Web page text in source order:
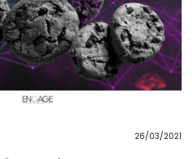
26/03/2021